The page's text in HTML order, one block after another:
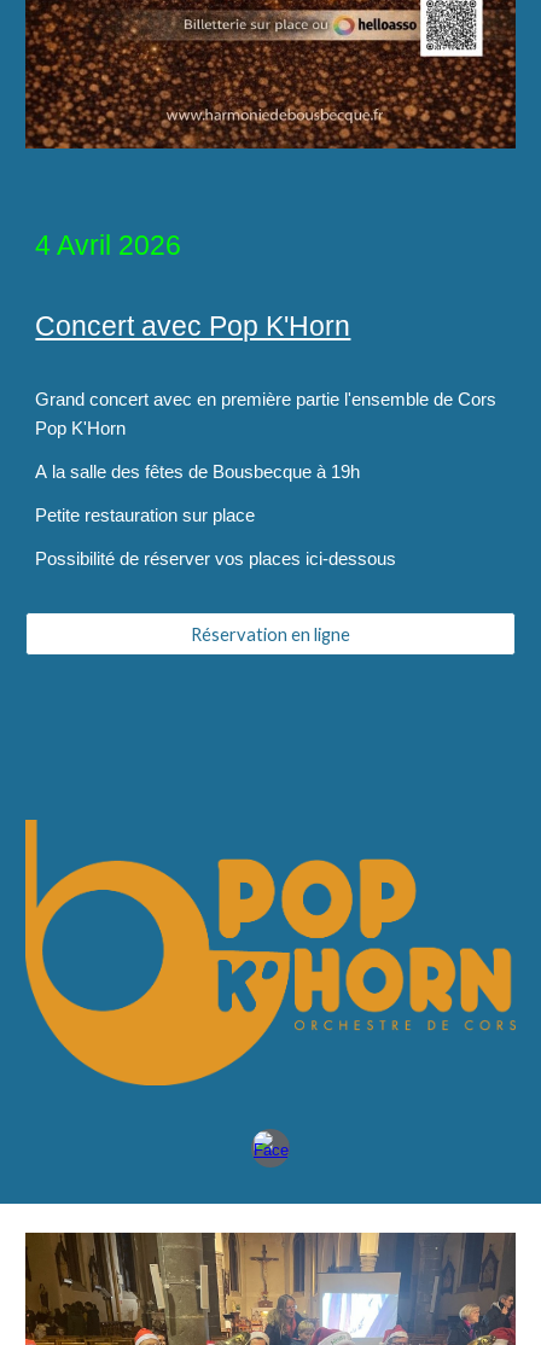
4 Avril 2026
Concert avec Pop K'Horn
Grand concert avec en première partie l'ensemble de Cors
Pop K'Horn
A la salle des fêtes de Bousbecque à 19h
Petite restauration sur place
Possibilité de réserver vos places ici-dessous
Réservation en ligne